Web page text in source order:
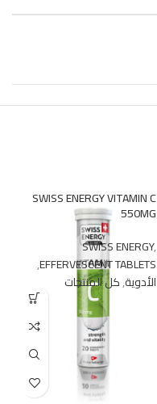
SWISS ENERGY VITAMIN C
550MG
SWISS ENERGY,
EFFERVESCENT TABLETS
,
الأدوية,كل المنتجات